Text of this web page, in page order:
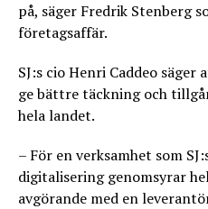
på, säger Fredrik Stenberg
företagsaffär.
SJ:s cio Henri Caddeo
ge bättre täckning och
hela landet.
– För en verksamhet som
digitalisering genomsyrar
avgörande med en